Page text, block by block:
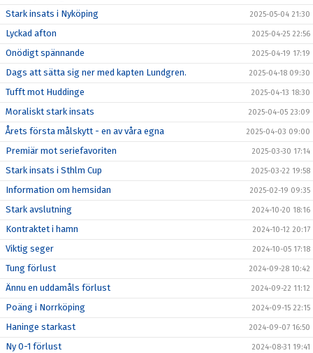
Stark insats i Nyköping 2025-05-04 21:30
Lyckad afton 2025-04-25 22:56
Onödigt spännande 2025-04-19 17:19
Dags att sätta sig ner med kapten Lundgren. 2025-04-18 09:30
Tufft mot Huddinge 2025-04-13 18:30
Moraliskt stark insats 2025-04-05 23:09
Årets första målskytt - en av våra egna 2025-04-03 09:00
Premiär mot seriefavoriten 2025-03-30 17:14
Stark insats i Sthlm Cup 2025-03-22 19:58
Information om hemsidan 2025-02-19 09:35
Stark avslutning 2024-10-20 18:16
Kontraktet i hamn 2024-10-12 20:17
Viktig seger 2024-10-05 17:18
Tung förlust 2024-09-28 10:42
Ännu en uddamåls förlust 2024-09-22 11:12
Poäng i Norrköping 2024-09-15 22:15
Haninge starkast 2024-09-07 16:50
Ny 0-1 förlust 2024-08-31 19:41